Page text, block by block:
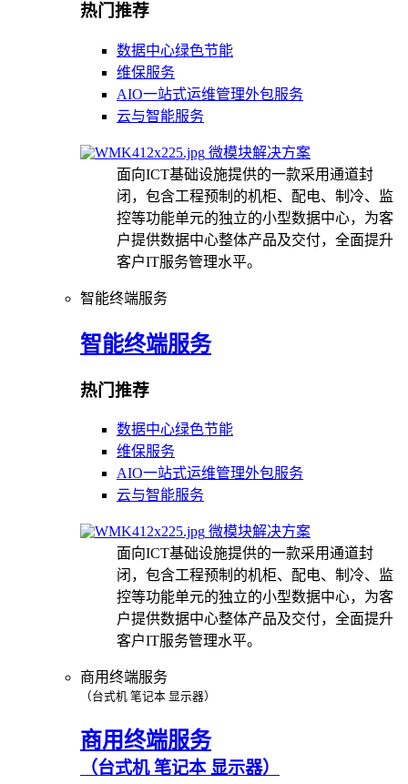
热门推荐
数据中心绿色节能
维保服务
AIO一站式运维管理外包服务
云与智能服务
微模块解决方案
面向ICT基础设施提供的一款采用通道封
闭，包含工程预制的机柜、配电、制冷、监
控等功能单元的独立的小型数据中心，为客
户提供数据中心整体产品及交付，全面提升
客户IT服务管理水平。
智能终端服务
智能终端服务
热门推荐
数据中心绿色节能
维保服务
AIO一站式运维管理外包服务
云与智能服务
微模块解决方案
面向ICT基础设施提供的一款采用通道封
闭，包含工程预制的机柜、配电、制冷、监
控等功能单元的独立的小型数据中心，为客
户提供数据中心整体产品及交付，全面提升
客户IT服务管理水平。
商用终端服务
（台式机 笔记本 显示器）
商用终端服务
（台式机 笔记本 显示器）